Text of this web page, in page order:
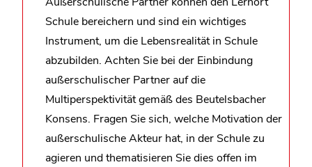
Schule bereichern und sind ein wichtiges
Instrument, um die Lebensrealität in Schule
abzubilden. Achten Sie bei der Einbindung
außerschulischer Partner auf die
Multiperspektivität gemäß des Beutelsbacher
Konsens. Fragen Sie sich, welche Motivation der
außerschulische Akteur hat, in der Schule zu
agieren und thematisieren Sie dies offen im